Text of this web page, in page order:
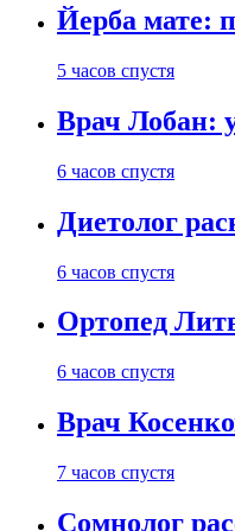
Йерба мате:
5 часов спустя
Врач Лобан:
6 часов спустя
Диетолог
6 часов спустя
Ортопед
6 часов спустя
Врач
7 часов спустя
Сомнолог